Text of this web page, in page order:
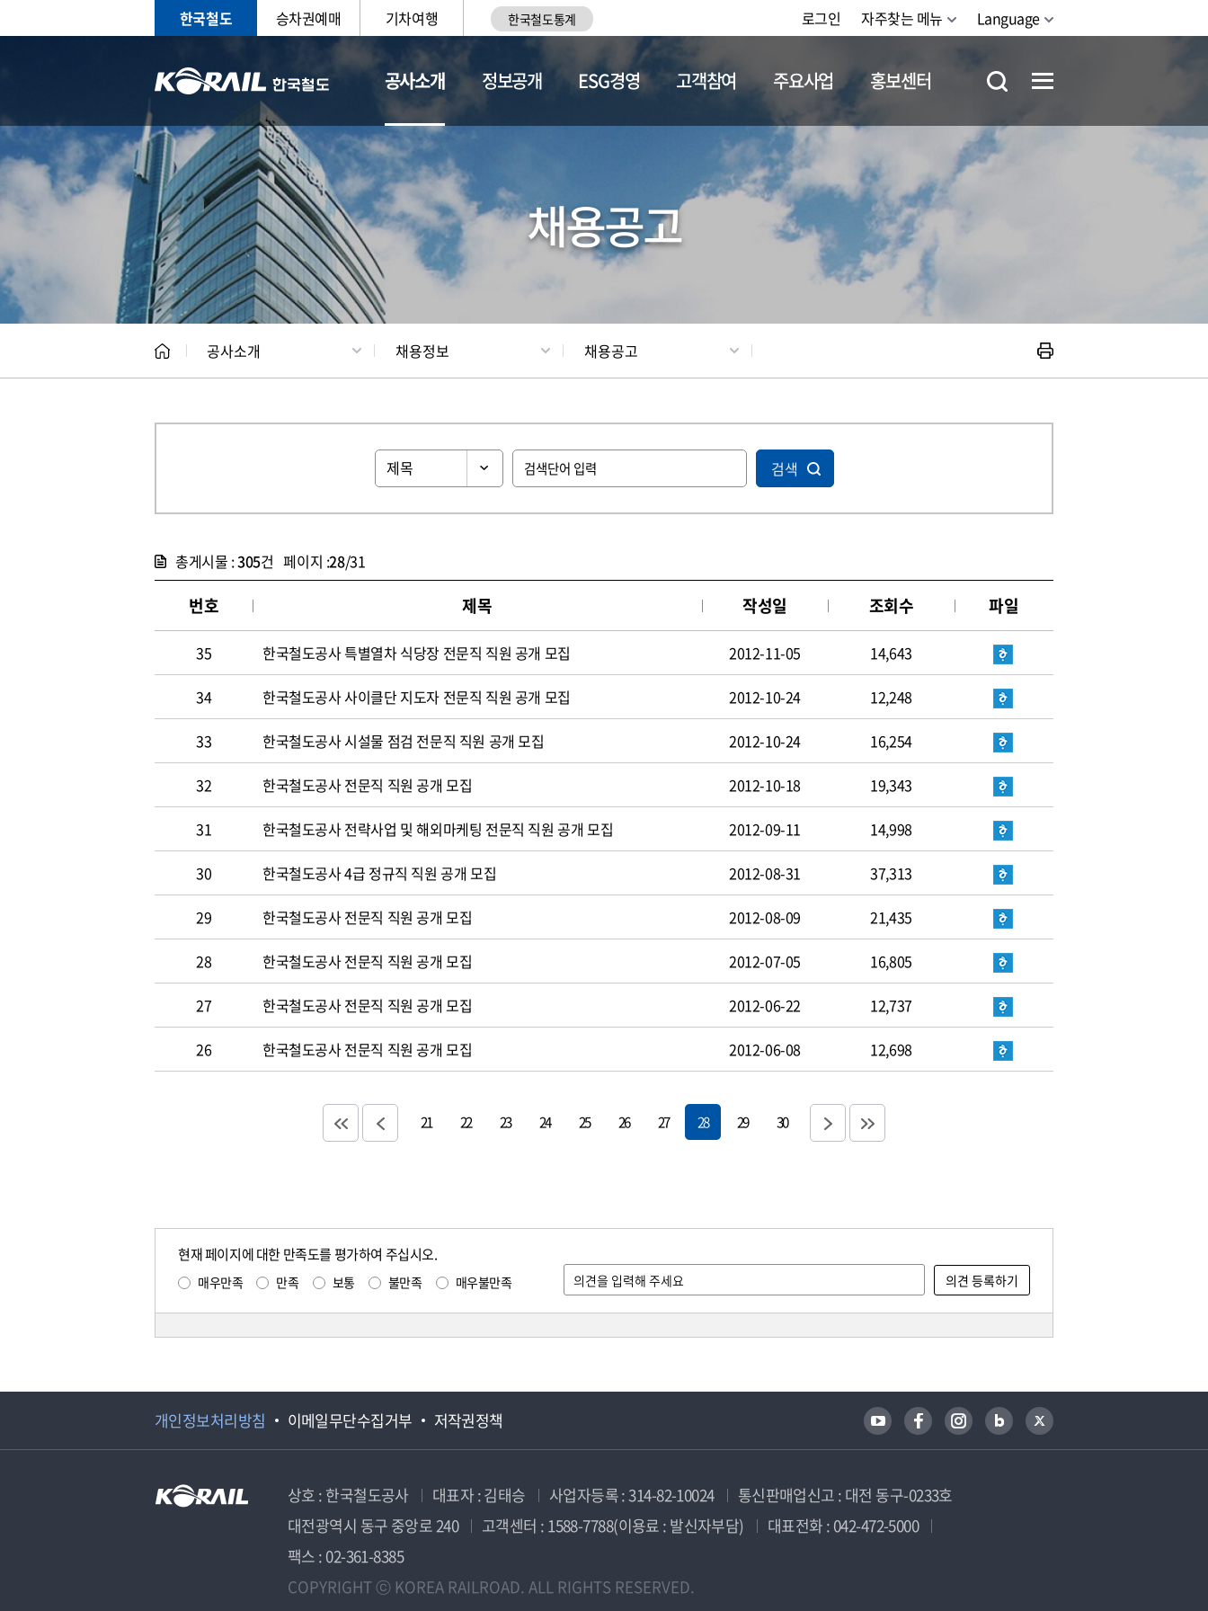
한국철도 승차권예매 기차여행 한국철도통계 로그인 자주찾는 메뉴 Language
공사소개
CEO 일반현황 채용정보
정보공개 ESG경영 고객참여 주요사업 홍보센터
채용공고
공사소개 채용정보 채용공고
검색
총게시물 :305건 페이지 :28/31
번호 제목 작성일 조회수 파일
35 한국철도공사 특별열차 식당장 전문직 직원 공개 모집 2012-11-05 14,643
34 한국철도공사 사이클단 지도자 전문직 직원 공개 모집 2012-10-24 12,248
33 한국철도공사 시설물 점검 전문직 직원 공개 모집 2012-10-24 16,254
32 한국철도공사 전문직 직원 공개 모집 2012-10-18 19,343
31 한국철도공사 전략사업 및 해외마케팅 전문직 직원 공개 모집 2012-09-11 14,998
30 한국철도공사 4급 정규직 직원 공개 모집 2012-08-31 37,313
29 한국철도공사 전문직 직원 공개 모집 2012-08-09 21,435
28 한국철도공사 전문직 직원 공개 모집 2012-07-05 16,805
27 한국철도공사 전문직 직원 공개 모집 2012-06-22 12,737
26 한국철도공사 전문직 직원 공개 모집 2012-06-08 12,698
21 22 23 24 25 26 27 28 29 30
현재 페이지에 대한 만족도를 평가하여 주십시오.
매우만족 만족 보통 불만족 매우불만족
개인정보처리방침 이메일무단수집거부 저작권정책
상호 : 한국철도공사 대표자 : 김태승 사업자등록 : 314-82-10024
통신판매업신고 : 대전 동구-0233호
대전광역시 동구 중앙로 240
고객센터 : 1588-7788(이용료 : 발신자부담)
대표전화 : 042-472-5000
팩스 : 02-361-8385
COPYRIGHT ⓒ KOREA RAILROAD. ALL RIGHTS RESERVED.